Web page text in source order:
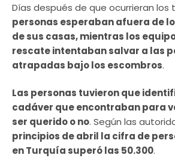
Días después de que ocurrieran los
personas esperaban afuera de
de sus casas, mientras los
rescate intentaban salvar a las
atrapadas bajo los escombros.
Las personas tuvieron que
cadáver que encontraban para
ser querido o no. Según las
principios de abril la cifra de
en Turquía superó las 50.300.